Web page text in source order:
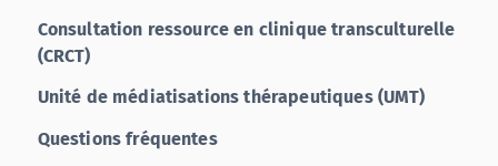
Consultation ressource en clinique transculturelle
(CRCT)
Unité de médiatisations thérapeutiques (UMT)
Questions fréquentes